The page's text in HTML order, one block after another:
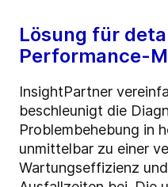
Lösung für
Performance-
InsightPartner
beschleunigt die
Problembehebung in
unmittelbar zu einer
Wartungseffizienz